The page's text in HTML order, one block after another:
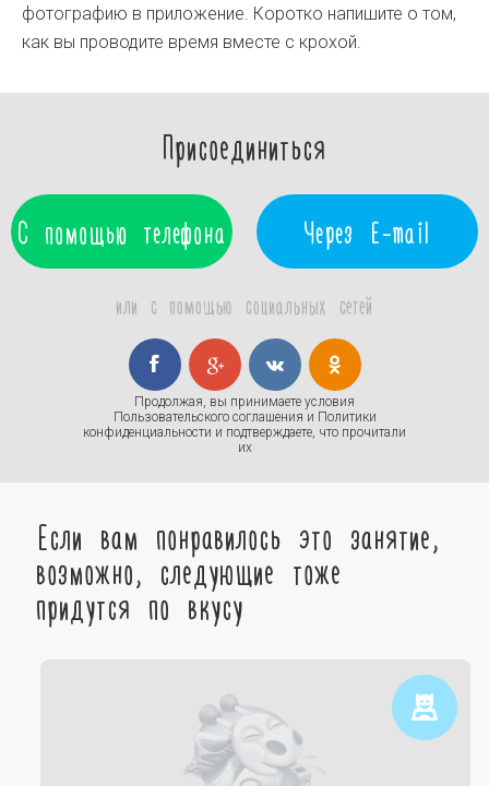
фотографию в приложение. Коротко напишите о том,
как вы проводите время вместе с крохой.
Присоединиться
С помощью телефона Через E-mail
или с помощью социальных сетей
Продолжая, вы принимаете условия
Пользовательского соглашения и Политики
конфиденциальности и подтверждаете, что прочитали
их
Если вам понравилось это занятие,
возможно, следующие тоже
придутся по вкусу